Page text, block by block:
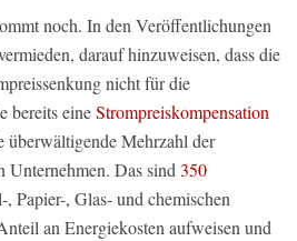
noch. In den Veröffentlichungen
darauf hinzuweisen, dass die
nicht für die
bereits eineStrompreiskompensation
überwältigende Mehrzahl der
Unternehmen. Das sind350
Papier-, Glas- und chemischen
an Energiekosten aufweisen und